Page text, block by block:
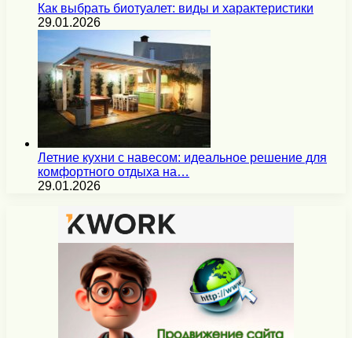
Как выбрать биотуалет: виды и характеристики
29.01.2026
Летние кухни с навесом: идеальное решение для
комфортного отдыха на…
29.01.2026